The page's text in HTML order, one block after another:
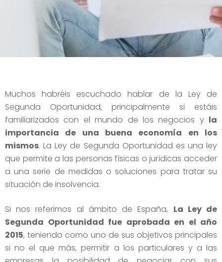
Muchos habréis escuchado hablar de la Ley de
Segunda Oportunidad, principalmente si estáis
familiarizados con el mundo de los negocios y la
importancia de una buena economía en los
mismos. La Ley de Segunda Oportunidad es una ley
que permite a las personas físicas o jurídicas acceder
a una serie de medidas o soluciones para tratar su
situación de insolvencia.
Si nos referimos al ámbito de España, La Ley de
Segunda Oportunidad fue aprobada en el año
2015, teniendo como uno de sus objetivos principales
si no el que más, permitir a los particulares y a las